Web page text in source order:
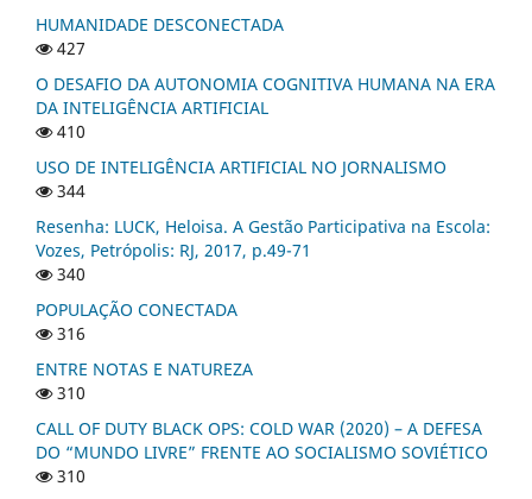
HUMANIDADE DESCONECTADA
427
O DESAFIO DA AUTONOMIA COGNITIVA HUMANA NA ERA
DA INTELIGÊNCIA ARTIFICIAL
410
USO DE INTELIGÊNCIA ARTIFICIAL NO JORNALISMO
344
Resenha: LUCK, Heloisa. A Gestão Participativa na Escola:
Vozes, Petrópolis: RJ, 2017, p.49-71
340
POPULAÇÃO CONECTADA
316
ENTRE NOTAS E NATUREZA
310
CALL OF DUTY BLACK OPS: COLD WAR (2020) – A DEFESA
DO “MUNDO LIVRE” FRENTE AO SOCIALISMO SOVIÉTICO
310